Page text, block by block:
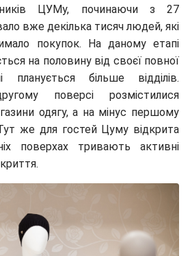
ЦУМу, починаючи з 27
вже декілька тисяч людей, які
покупок. На даному етапі
на половину від своєї повної
планується більше відділів.
поверсі розмістилися
одягу, а на мінус першому
Тут же для гостей Цуму відкрита
поверхах тривають активні